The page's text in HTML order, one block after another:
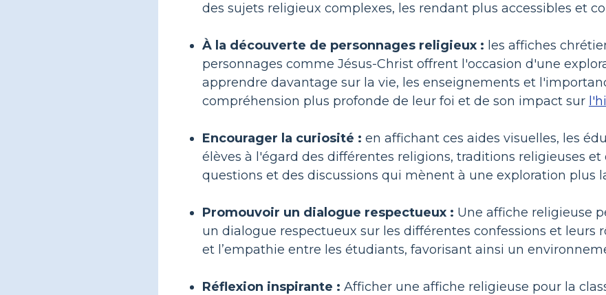
des sujets religieux complexes, les rendant plus accessibles et
À la découverte de personnages religieux : les affiches
personnages comme Jésus-Christ offrent l'occasion d'une
apprendre davantage sur la vie, les enseignements et
compréhension plus profonde de leur foi et de son impact sur
Encourager la curiosité : en affichant ces aides visuelles, les
élèves à l'égard des différentes religions, traditions religieuses
questions et des discussions qui mènent à une exploration plus
Promouvoir un dialogue respectueux : Une affiche religieuse
un dialogue respectueux sur les différentes confessions et leurs
et l’empathie entre les étudiants, favorisant ainsi un
Réflexion inspirante : Afficher une affiche religieuse pour la